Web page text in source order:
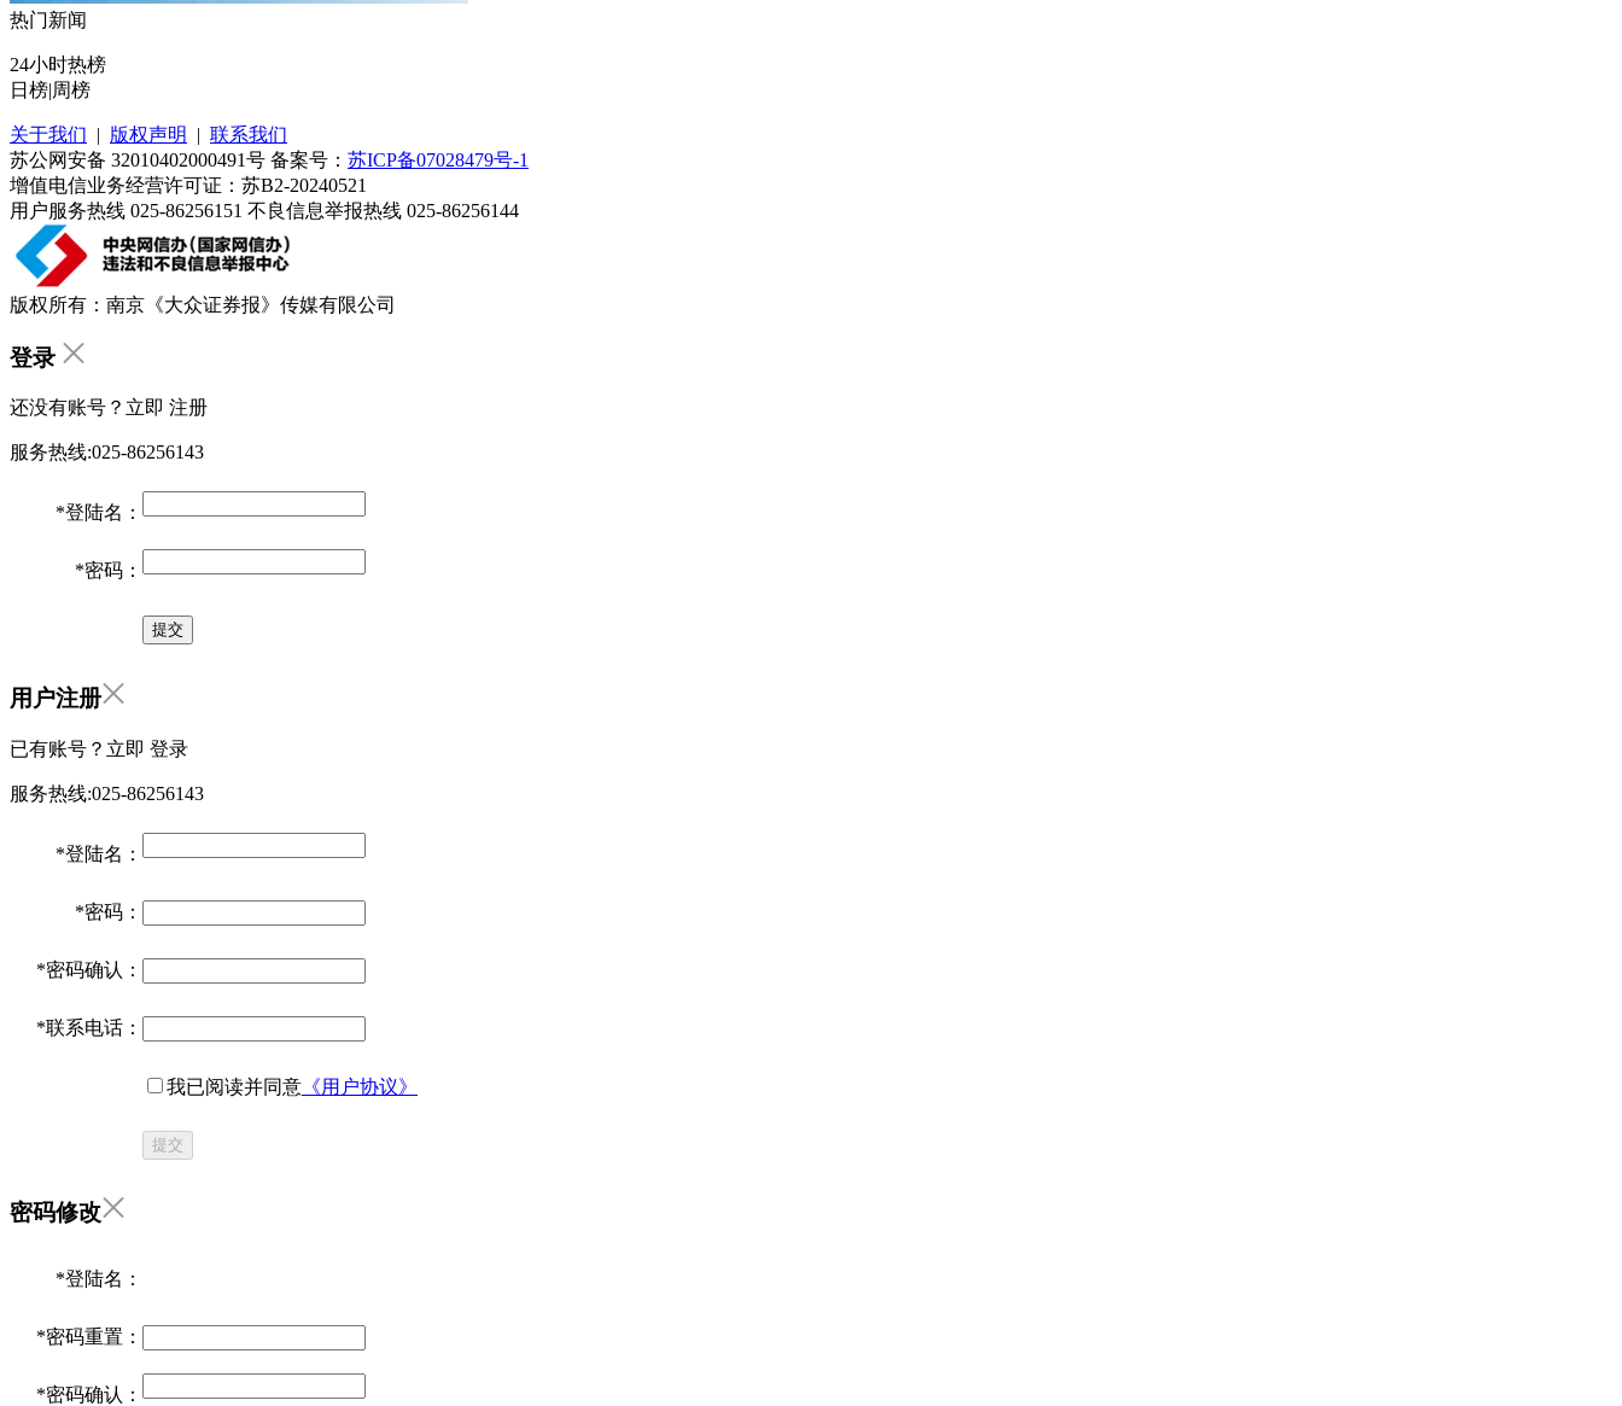
热门新闻
24小时热榜
日榜|周榜
关于我们 | 版权声明 | 联系我们
苏公网安备 32010402000491号 备案号： 苏ICP备07028479号-1
增值电信业务经营许可证：苏B2-20240521
用户服务热线 025-86256151 不良信息举报热线 025-86256144
版权所有：南京《大众证券报》传媒有限公司
登录
还没有账号？立即 注册
服务热线:025-86256143
*登陆名：
*密码：
用户注册
已有账号？立即 登录
服务热线:025-86256143
*登陆名：
*密码：
*密码确认：
*联系电话：
我已阅读并同意 《用户协议》
提交
密码修改
*登陆名：
*密码重置：
*密码确认：